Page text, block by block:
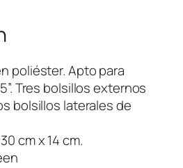
poliéster. Apto para
Tres bolsillos externos
bolsillos laterales de
cm x 14 cm.